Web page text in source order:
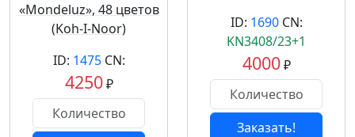
«Mondeluz», 48 цветов
(Koh-I-Noor)
ID: 1475CN:
4250₽
ID: 1690CN:
KN3408/23+1
4000₽
Заказать!